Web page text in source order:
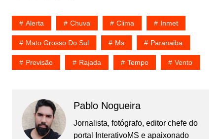
Alerta Chuva Clima Inmet
Mato Grosso Do Sul Ms Paranaiba
Previsão Rajada Tempo Vento
Pablo Nogueira
Jornalista, fotógrafo, editor chefe do
portal InterativoMS e apaixonado